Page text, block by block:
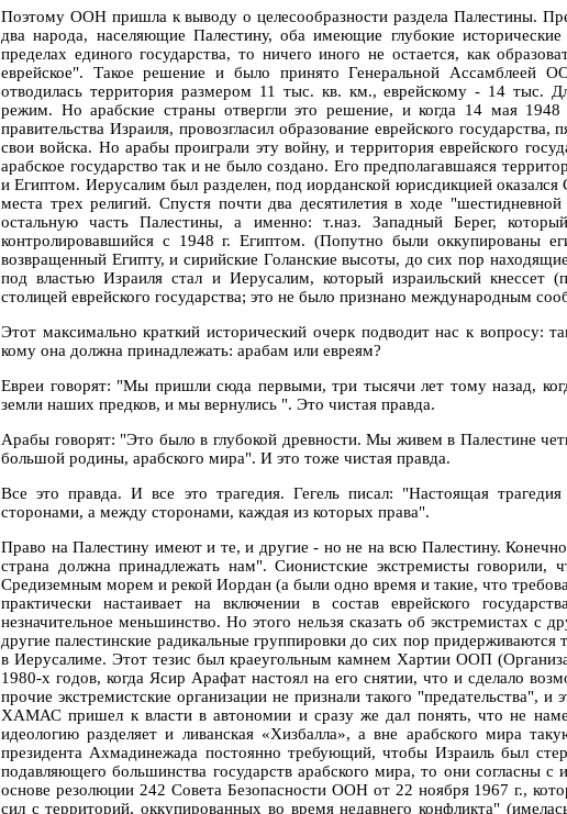
Поэтому ООН пришла к выводу о целесообразности раздела Палестины.
два народа, населяющие Палестину, оба имеющие глубокие
пределах единого государства, то ничего иного не остается, как
еврейское". Такое решение и было принято Генеральной Ассамблеей
отводилась территория размером 11 тыс. кв. км., еврейскому - 14 тыс.
режим. Но арабские страны отвергли это решение, и когда 14 мая
правительства Израиля, провозгласил образование еврейского
свои войска. Но арабы проиграли эту войну, и территория еврейского
арабское государство так и не было создано. Его предполагавшаяся
и Египтом. Иерусалим был разделен, под иорданской юрисдикцией
места трех религий. Спустя почти два десятилетия в ходе
остальную часть Палестины, а именно: т.наз. Западный Берег,
контролировавшийся с 1948 г. Египтом. (Попутно были оккупированы
возвращенный Египту, и сирийские Голанские высоты, до сих пор
под властью Израиля стал и Иерусалим, который израильский кнессет
столицей еврейского государства; это не было признано международным
Этот максимально краткий исторический очерк подводит нас к вопросу:
кому она должна принадлежать: арабам или евреям?
Евреи говорят: "Мы пришли сюда первыми, три тысячи лет тому назад,
земли наших предков, и мы вернулись ". Это чистая правда.
Арабы говорят: "Это было в глубокой древности. Мы живем в Палестине
большой родины, арабского мира". И это тоже чистая правда.
Все это правда. И все это трагедия. Гегель писал: "Настоящая
сторонами, а между сторонами, каждая из которых права".
Право на Палестину имеют и те, и другие - но не на всю Палестину.
страна должна принадлежать нам". Сионистские экстремисты
Средиземным морем и рекой Иордан (а были одно время и такие, что
практически настаивает на включении в состав еврейского
незначительное меньшинство. Но этого нельзя сказать об экстремистах
другие палестинские радикальные группировки до сих пор придерживаются
в Иерусалиме. Этот тезис был краеугольным камнем Хартии ООП
1980-х годов, когда Ясир Арафат настоял на его снятии, что и сделало
прочие экстремистские организации не признали такого "предательства", и
ХАМАС пришел к власти в автономии и сразу же дал понять, что не
идеологию разделяет и ливанская «Хизбалла», а вне арабского мира
президента Ахмадинежада постоянно требующий, чтобы Израиль был
подавляющего большинства государств арабского мира, то они согласны с
основе резолюции 242 Совета Безопасности ООН от 22 ноября 1967 г.,
сил с территорий, оккупированных во время недавнего конфликта"